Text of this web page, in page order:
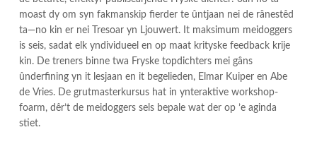
moast dy om syn fakmanskip fierder te ûntjaan nei de rânestêd
ta—no kin er nei Tresoar yn Ljouwert. It maksimum meidoggers
is seis, sadat elk yndividueel en op maat krityske feedback krije
kin. De treners binne twa Fryske topdichters mei gâns
ûnderfining yn it lesjaan en it begelieden, Elmar Kuiper en Abe
de Vries. De grutmasterkursus hat in ynteraktive workshop-
foarm, dêr’t de meidoggers sels bepale wat der op ’e aginda
stiet.